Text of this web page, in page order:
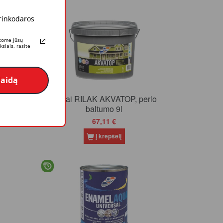
Dažai RILAK AKVATOP, perlo
baltumo 9l
67,11 €
Į krepšelį
jūsų
rasite